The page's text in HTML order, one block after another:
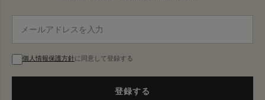
個人情報保護方針に同意して登録する
登録する